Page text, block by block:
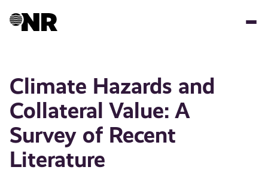
Climate Hazards and
Collateral Value: A
Survey of Recent
Literature